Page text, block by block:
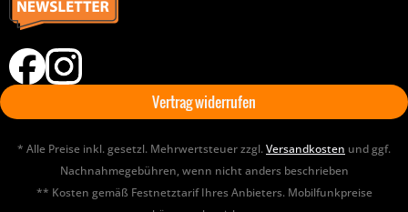
Vertrag widerrufen
* Alle Preise inkl. gesetzl. Mehrwertsteuer zzgl.Versandkosten und ggf.
Nachnahmegebühren, wenn nicht anders beschrieben
** Kosten gemäß Festnetztarif Ihres Anbieters. Mobilfunkpreise